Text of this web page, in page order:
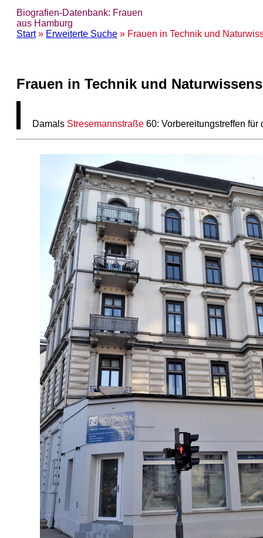
Biografien-Datenbank: Frauen
aus Hamburg
Start» Erweiterte Suche » Frauen in Technik und
Frauen in Technik und
Damals Stresemannstraße 60: Vorbereitungstreffen